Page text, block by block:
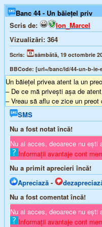
Banc 44 - Un băieţel priv
Scris de:
Ion_Marcel
Vizualizări: 364
Scris:
sâmbătă, 19 octombrie
BBCode: [url=/banc/id/44-un-b-
Un băieţel privea atent la un
– De ce mă priveşti aşa de
– Vreau să aflu ce zice un
SMS
Nu a fost notat încă!
Nu ai acces, deoarece nu ești
Informații avantaje cont
Nu a primit aprecieri încă!
Apreciază -
Nu a fost comentat încă!
Nu ai acces, deoarece nu ești
Informații avantaje cont